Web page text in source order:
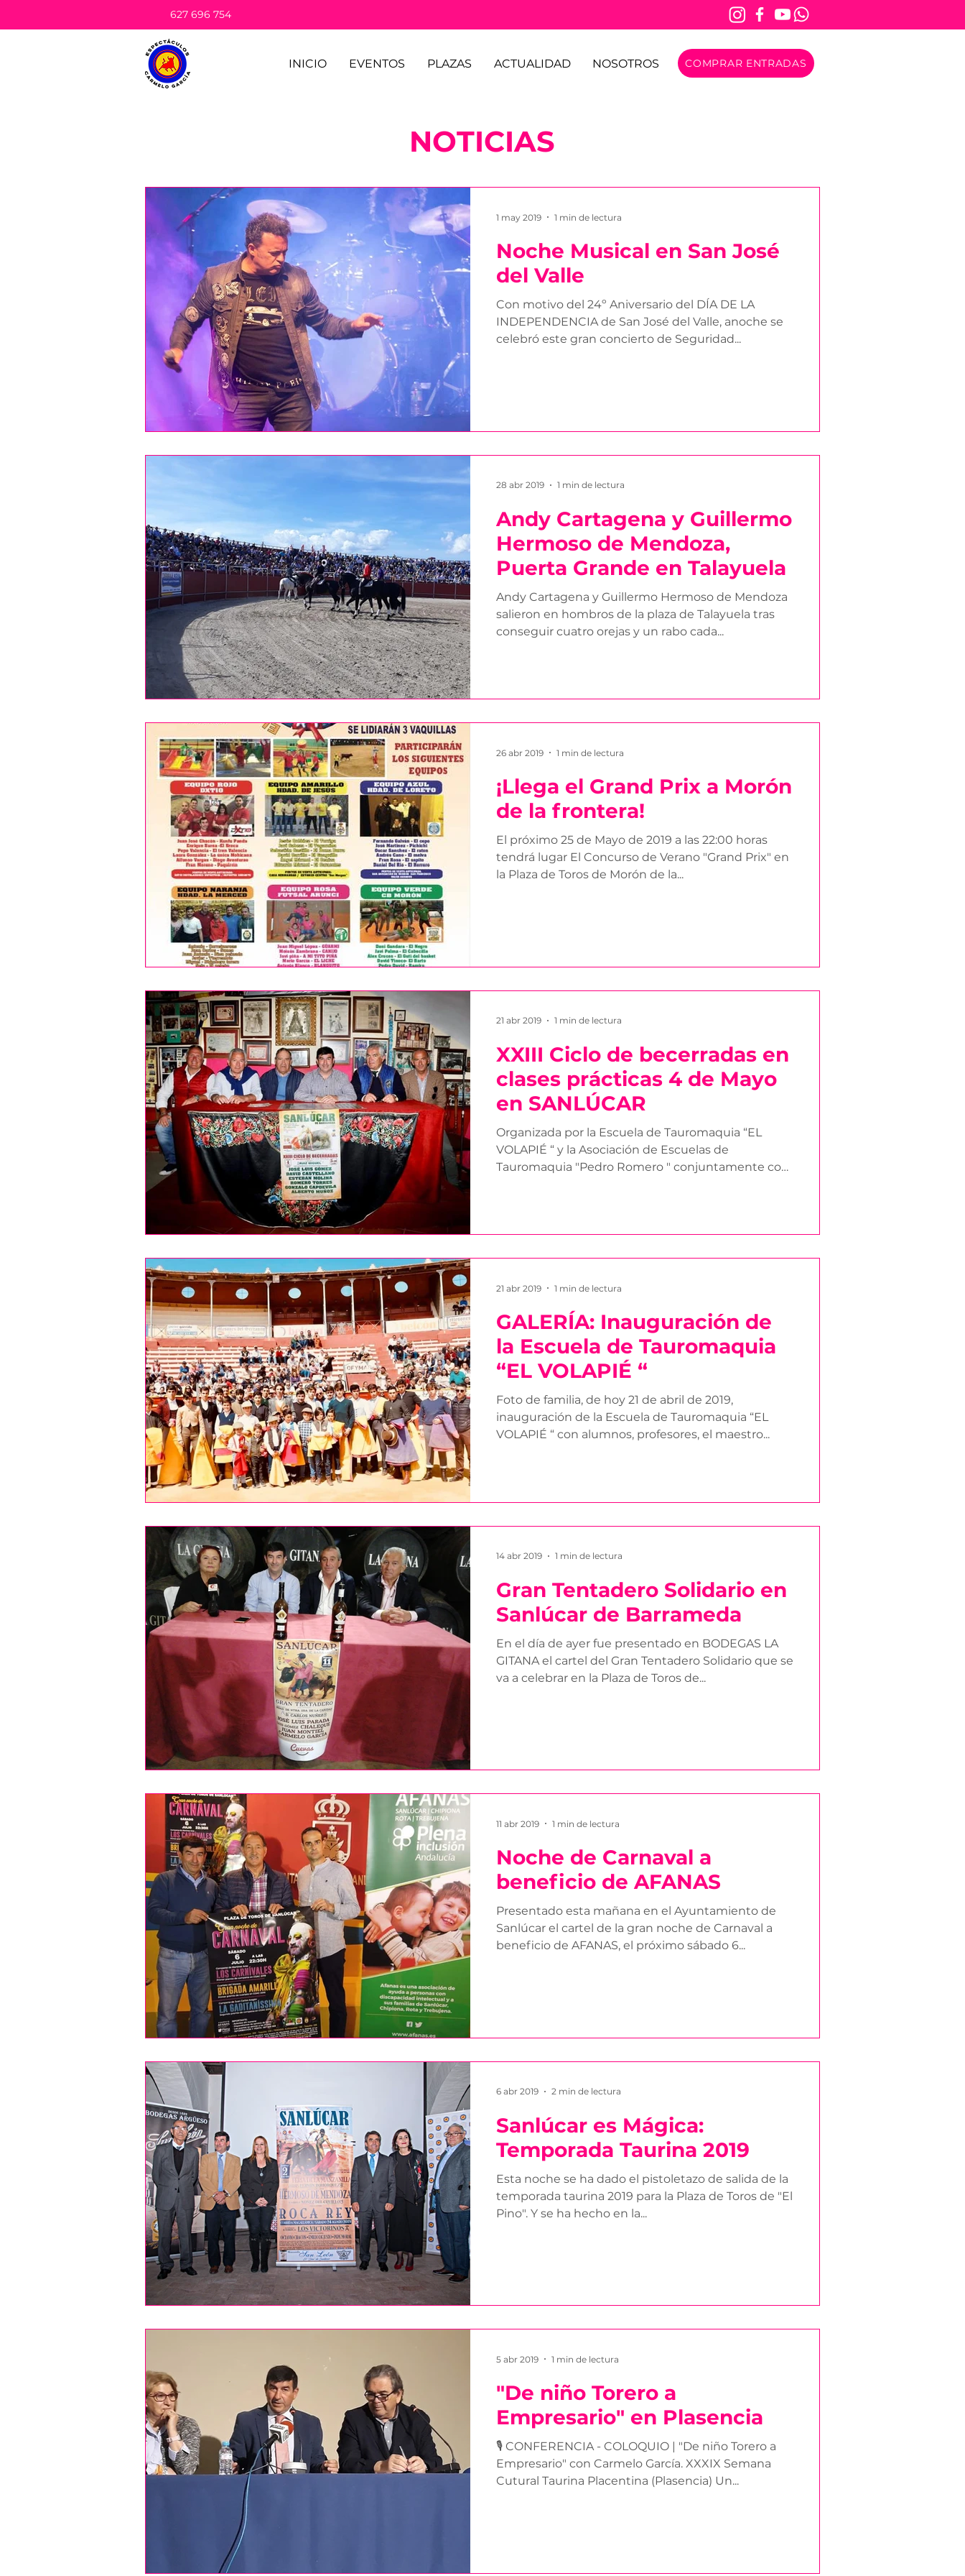
627 696 754
INICIO EVENTOS PLAZAS ACTUALIDAD NOSOTROS COMPRAR ENTRADAS
NOTICIAS
Noche Musical en San José
del Valle
Con motivo del 24º Aniversario del DÍA DE LA
INDEPENDENCIA de San José del Valle, anoche se
celebró este gran concierto de Seguridad...
1 may 2019 1 min de lectura
Andy Cartagena y Guillermo
Hermoso de Mendoza,
Puerta Grande en Talayuela
Andy Cartagena y Guillermo Hermoso de Mendoza
salieron en hombros de la plaza de Talayuela tras
conseguir cuatro orejas y un rabo cada...
28 abr 2019 1 min de lectura
¡Llega el Grand Prix a Morón
de la frontera!
El próximo 25 de Mayo de 2019 a las 22:00 horas
tendrá lugar El Concurso de Verano "Grand Prix" en
la Plaza de Toros de Morón de la...
26 abr 2019 1 min de lectura
XXIII Ciclo de becerradas en
clases prácticas 4 de Mayo
en SANLÚCAR
Organizada por la Escuela de Tauromaquia “EL
VOLAPIÉ “ y la Asociación de Escuelas de
Tauromaquia "Pedro Romero " conjuntamente con
21 abr 2019 1 min de lectura
GALERÍA: Inauguración de
la Escuela de Tauromaquia
“EL VOLAPIÉ “
Foto de familia, de hoy 21 de abril de 2019,
inauguración de la Escuela de Tauromaquia “EL
VOLAPIÉ “ con alumnos, profesores, el maestro...
21 abr 2019 1 min de lectura
Gran Tentadero Solidario en
Sanlúcar de Barrameda
En el día de ayer fue presentado en BODEGAS LA
GITANA el cartel del Gran Tentadero Solidario que se
va a celebrar en la Plaza de Toros de...
14 abr 2019 1 min de lectura
Noche de Carnaval a
beneficio de AFANAS
Presentado esta mañana en el Ayuntamiento de
Sanlúcar el cartel de la gran noche de Carnaval a
beneficio de AFANAS, el próximo sábado 6...
11 abr 2019 1 min de lectura
Sanlúcar es Mágica:
Temporada Taurina 2019
Esta noche se ha dado el pistoletazo de salida de la
temporada taurina 2019 para la Plaza de Toros de "El
Pino". Y se ha hecho en la...
6 abr 2019 2 min de lectura
"De niño Torero a
Empresario" en Plasencia
🎙 CONFERENCIA - COLOQUIO | "De niño Torero a
Empresario" con Carmelo García. XXXIX Semana
Cutural Taurina Placentina (Plasencia) Un...
5 abr 2019 1 min de lectura